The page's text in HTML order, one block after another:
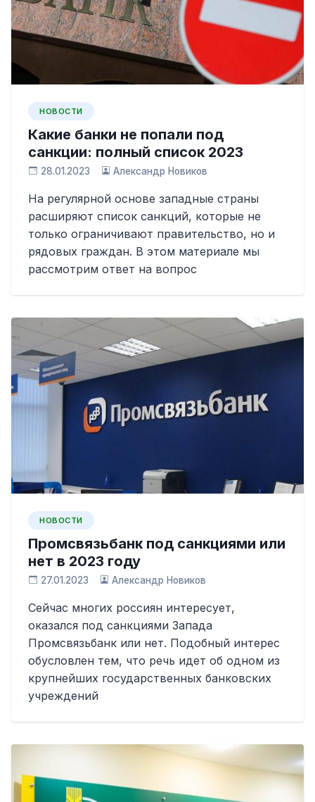
НОВОСТИ
Какие банки не попали под
санкции: полный список 2023
28.01.2023 Александр Новиков
На регулярной основе западные страны
расширяют список санкций, которые не
только ограничивают правительство, но и
рядовых граждан. В этом материале мы
рассмотрим ответ на вопрос
НОВОСТИ
Промсвязьбанк под санкциями или
нет в 2023 году
27.01.2023 Александр Новиков
Сейчас многих россиян интересует,
оказался под санкциями Запада
Промсвязьбанк или нет. Подобный интерес
обусловлен тем, что речь идет об одном из
крупнейших государственных банковских
учреждений